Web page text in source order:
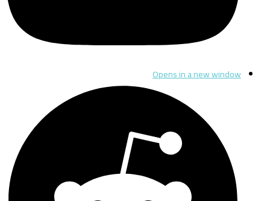
Opens in a new window